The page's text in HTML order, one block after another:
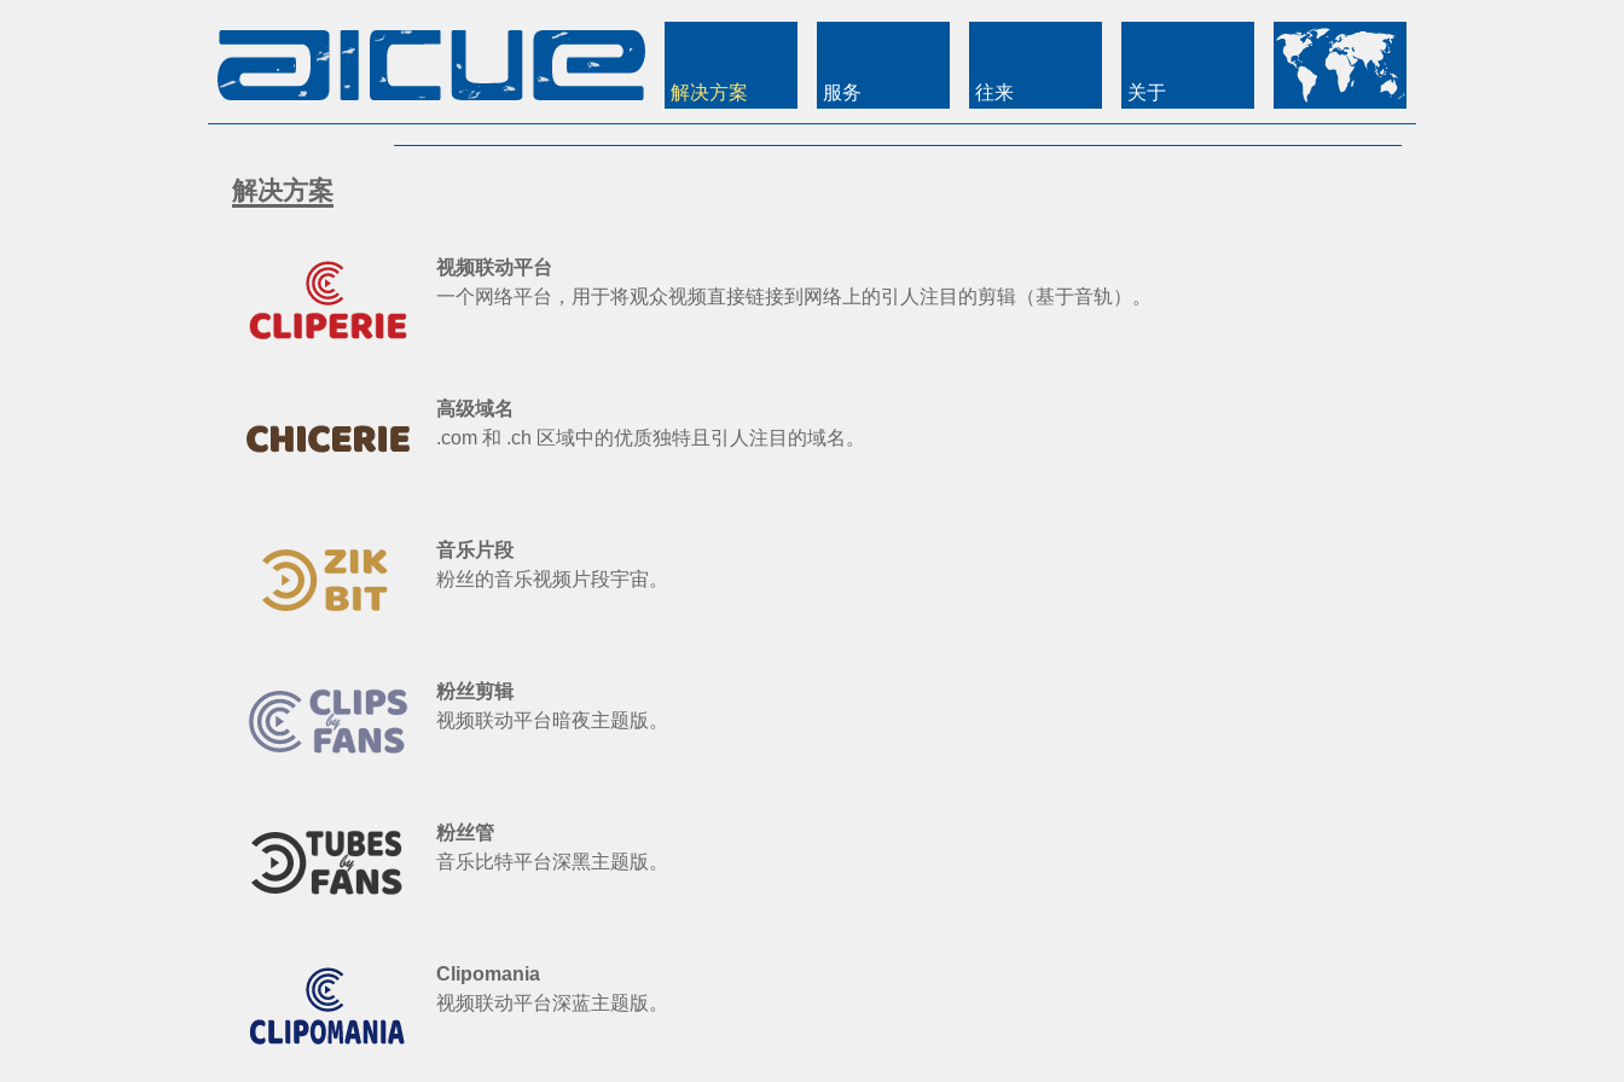
解决方案 服务 往来 关于
解决方案
视频联动平台
一个网络平台，用于将观众视频直接链接到网络上的引人注目的剪辑（基于音轨）。
高级域名
.com 和 .ch 区域中的优质独特且引人注目的域名。
音乐片段
粉丝的音乐视频片段宇宙。
粉丝剪辑
视频联动平台暗夜主题版。
粉丝管
音乐比特平台深黑主题版。
Clipomania
视频联动平台深蓝主题版。